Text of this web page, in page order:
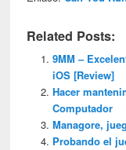
Related Posts:
9MM –
iOS [Review]
Hacer
Computador
Managore,
Probando el